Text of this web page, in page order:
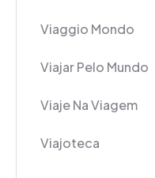
Viaggio Mondo
Viajar Pelo Mundo
Viaje Na Viagem
Viajoteca